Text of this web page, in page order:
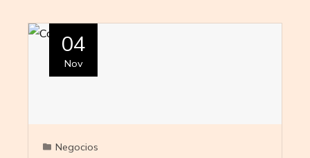
04
Nov
Negocios